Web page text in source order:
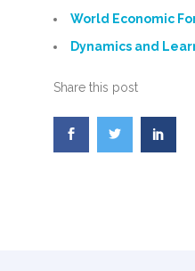
World Economic
Dynamics and
Share this post